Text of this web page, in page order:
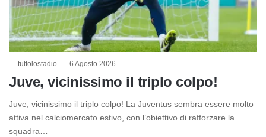
tuttolostadio 6 Agosto 2026
Juve, vicinissimo il triplo colpo!
Juve, vicinissimo il triplo colpo! La Juventus sembra essere molto
attiva nel calciomercato estivo, con l’obiettivo di rafforzare la
squadra…